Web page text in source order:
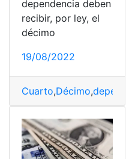
dependencia deben
recibir, por ley, el
décimo
19/08/2022
Cuarto,Décimo,